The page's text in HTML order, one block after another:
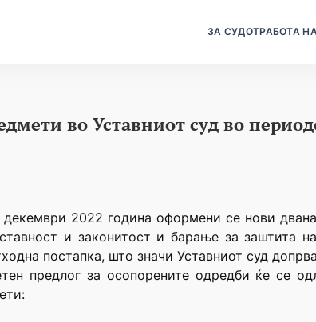
ЗА СУДОТРАБОТА
во Уставниот суд во
2022 година оформени се нови
и законитост и барање за заштита
постапка, што значи Уставниот суд
предлог за осопорените одредби ќе се